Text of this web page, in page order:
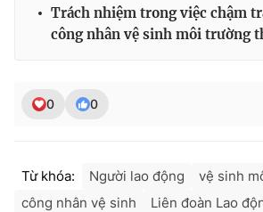
Trách nhiệm trong việc chậm
công nhân vệ sinh môi trường
0 0
Từ khóa: Người lao động
vệ sinh
công nhân vệ sinh
Liên đoàn Lao